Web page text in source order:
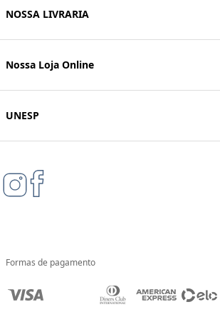
NOSSA LIVRARIA
Nossa Loja Online
UNESP
Formas de pagamento